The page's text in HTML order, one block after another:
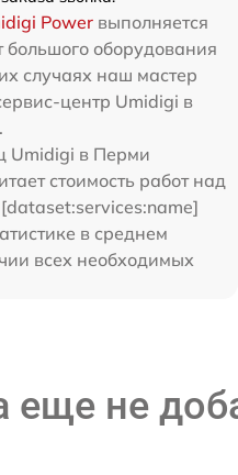
Power выполняется
большого оборудования
случаях наш мастер
центр Umidigi в
Umidigi в Перми
стоимость работ над
в среднем
всех необходимых
еще не